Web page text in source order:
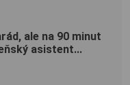
ale na 90 minut
asistent...